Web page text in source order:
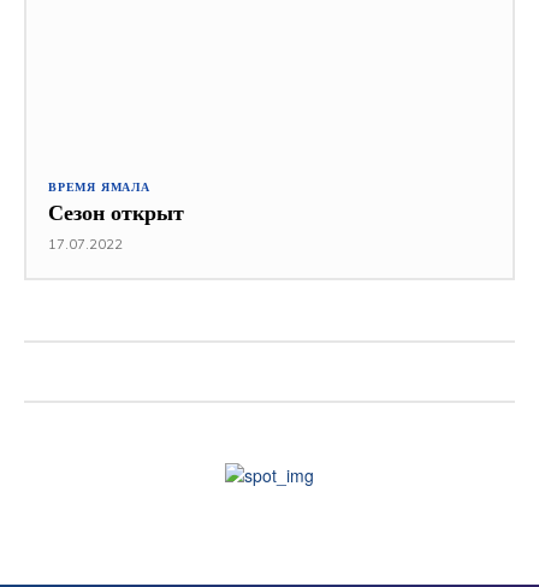
ВРЕМЯ ЯМАЛА
Сезон открыт
17.07.2022